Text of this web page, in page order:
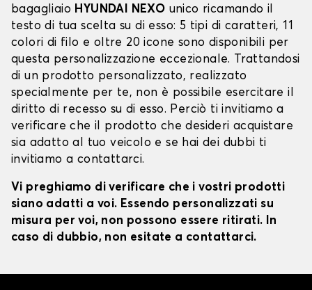
bagagliaio HYUNDAI NEXO unico ricamando il
testo di tua scelta su di esso: 5 tipi di caratteri, 11
colori di filo e oltre 20 icone sono disponibili per
questa personalizzazione eccezionale. Trattandosi
di un prodotto personalizzato, realizzato
specialmente per te, non è possibile esercitare il
diritto di recesso su di esso. Perciò ti invitiamo a
verificare che il prodotto che desideri acquistare
sia adatto al tuo veicolo e se hai dei dubbi ti
invitiamo a contattarci.
Vi preghiamo di verificare che i vostri prodotti
siano adatti a voi. Essendo personalizzati su
misura per voi, non possono essere ritirati. In
caso di dubbio, non esitate a contattarci.